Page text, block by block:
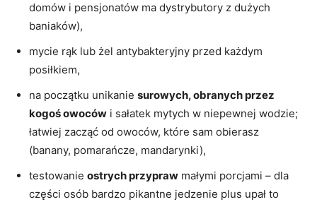
domów i pensjonatów ma dystrybutory z dużych
baniaków),
mycie rąk lub żel antybakteryjny przed każdym
posiłkiem,
na początku unikanie surowych, obranych przez
kogoś owoców i sałatek mytych w niepewnej wodzie;
łatwiej zacząć od owoców, które sam obierasz
(banany, pomarańcze, mandarynki),
testowanie ostrych przypraw małymi porcjami – dla
części osób bardzo pikantne jedzenie plus upał to